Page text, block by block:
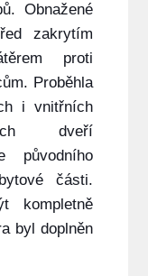
Obnažené
zakrytím
proti
Proběhla
i vnitřních
dveří
původního
části.
kompletně
byl doplněn